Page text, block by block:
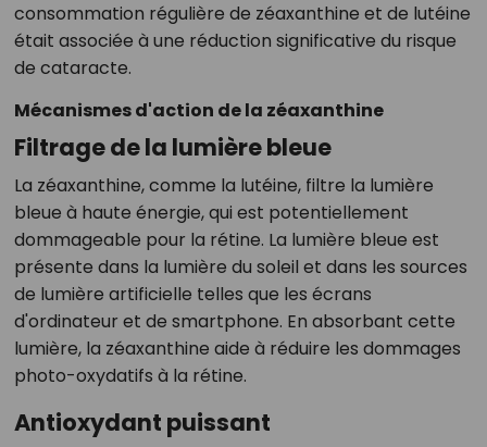
consommation régulière de zéaxanthine et de lutéine
était associée à une réduction significative du risque
de cataracte.
Mécanismes d'action de la zéaxanthine
Filtrage de la lumière bleue
La zéaxanthine, comme la lutéine, filtre la lumière
bleue à haute énergie, qui est potentiellement
dommageable pour la rétine. La lumière bleue est
présente dans la lumière du soleil et dans les sources
de lumière artificielle telles que les écrans
d'ordinateur et de smartphone. En absorbant cette
lumière, la zéaxanthine aide à réduire les dommages
photo-oxydatifs à la rétine.
Antioxydant puissant